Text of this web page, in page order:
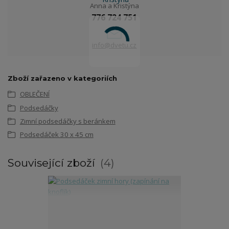
Anna a Kristýna
776 724 751
info@dvetu.cz
Zboží zařazeno v kategoriích
OBLEČENÍ
Podsedáčky
Zimní podsedáčky s beránkem
Podsedáček 30 x 45 cm
Související zboží 4